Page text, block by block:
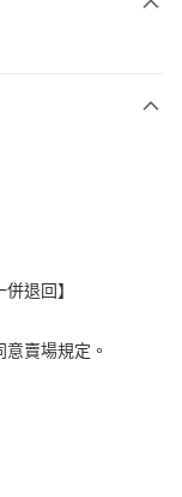
業銀行
）商業銀行
退回】
賣場規定。